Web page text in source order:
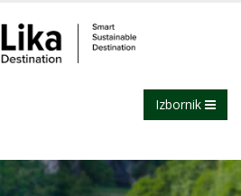
Izbornik